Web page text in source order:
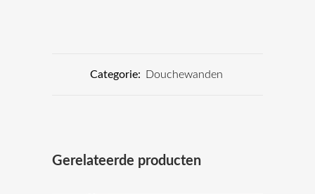
Categorie: Douchewanden
Gerelateerde producten